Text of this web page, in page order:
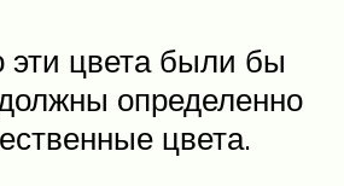
цвета были бы
определенно
цвета.